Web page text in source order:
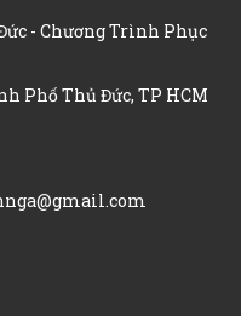
- Chương Trình Phục
Phố Thủ Đức, TP HCM